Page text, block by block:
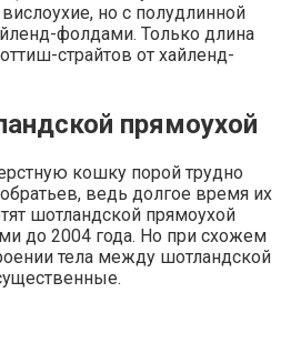
но с полудлинной
фолдами. Только длина
страйтов от хайленд-
прямоухой
кошку порой трудно
ведь долгое время их
шотландской прямоухой
до 2004 года. Но при схожем
тела между шотландской